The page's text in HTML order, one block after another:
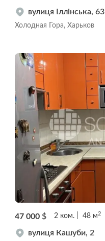
вулиця Іллінська, 63
Холодная Гора, Харьков
47 000 $ 2 ком. 48 м 2
вулиця Кашуби, 2